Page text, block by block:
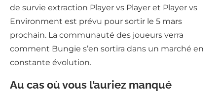
de survie extraction Player vs Player et Player vs
Environment est prévu pour sortir le 5 mars
prochain. La communauté des joueurs verra
comment Bungie s’en sortira dans un marché en
constante évolution.
Au cas où vous l’auriez manqué